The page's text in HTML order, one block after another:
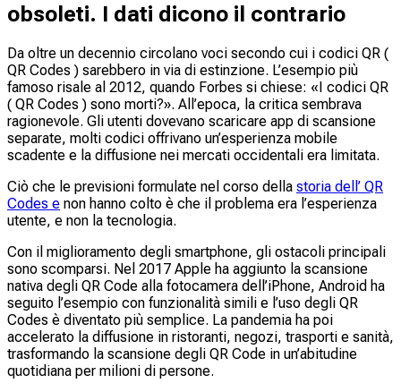
obsoleti. I dati dicono il contrario
Da oltre un decennio circolano voci secondo cui i codici QR (
QR Codes ) sarebbero in via di estinzione. L’esempio più
famoso risale al 2012, quando Forbes si chiese: «I codici QR
( QR Codes ) sono morti?». All’epoca, la critica sembrava
ragionevole. Gli utenti dovevano scaricare app di scansione
separate, molti codici offrivano un’esperienza mobile
scadente e la diffusione nei mercati occidentali era limitata.
Ciò che le previsioni formulate nel corso della storia dell’ QR
Codes e non hanno colto è che il problema era l’esperienza
utente, e non la tecnologia.
Con il miglioramento degli smartphone, gli ostacoli principali
sono scomparsi. Nel 2017 Apple ha aggiunto la scansione
nativa degli QR Code alla fotocamera dell’iPhone, Android ha
seguito l’esempio con funzionalità simili e l’uso degli QR
Codes è diventato più semplice. La pandemia ha poi
accelerato la diffusione in ristoranti, negozi, trasporti e sanità,
trasformando la scansione degli QR Code in un’abitudine
quotidiana per milioni di persone.